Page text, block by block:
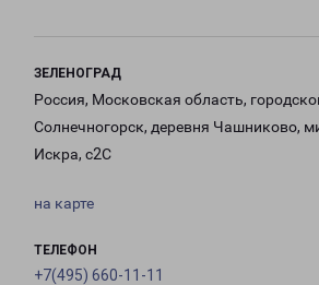
ЗЕЛЕНОГРАД
Россия, Московская область,
Солнечногорск, деревня Чашниково,
Искра, с2С
на карте
ТЕЛЕФОН
+7(495) 660-11-11